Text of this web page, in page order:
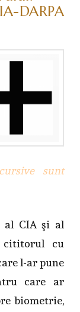
DARPA
sunt
al CIA şi al
cititorul cu
l-ar pune
care ar
biometrie,